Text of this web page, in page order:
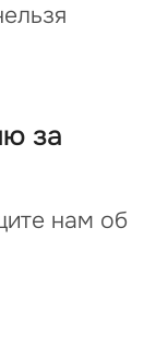
за
нам об